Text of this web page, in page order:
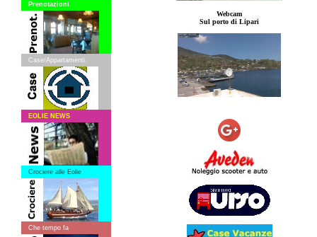
Prenotazioni
Case/Appartamenti.
EOLIE NEWS
Crociere alle Eolie
Che tempo fa
Webcam
Sul porto di Lipari